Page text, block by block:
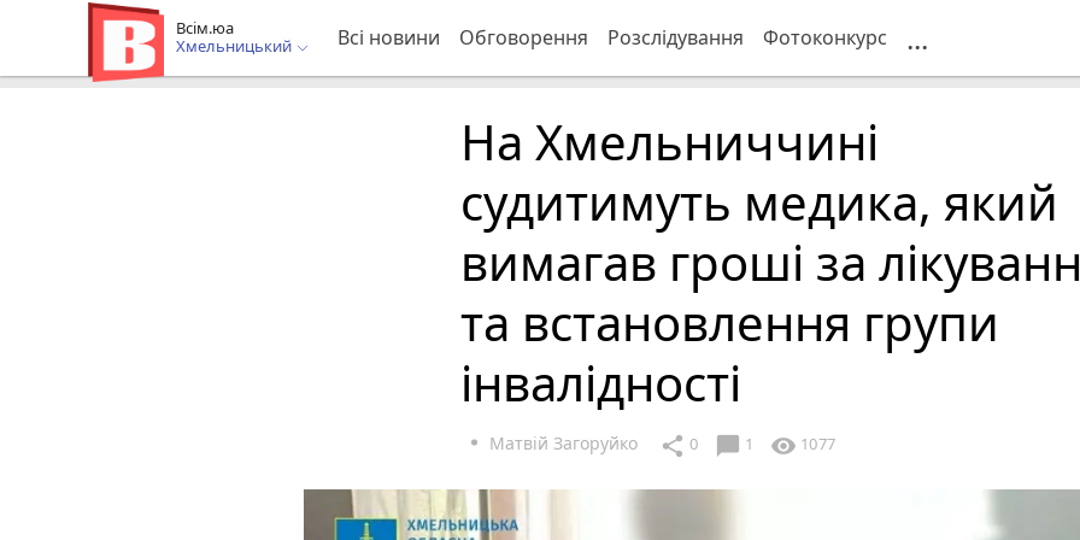
Всім.юа
Хмельницький
Всі новини Обговорення Розслідування Фотоконкурс ...
На Хмельниччині
судитимуть медика, який
вимагав гроші за
та встановлення групи
інвалідності
Матвій Загоруйко share 0 chat_bubble 1 visibility 1077